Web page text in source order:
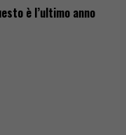
è l’ultimo anno